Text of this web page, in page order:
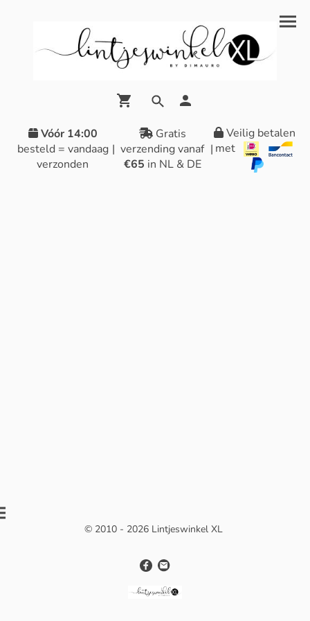
Vóór 14:00
besteld = vandaag
verzonden
|
Gratis
verzending vanaf
€65 in NL & DE
|
Veilig betalen
met
© 2010 - 2026 Lintjeswinkel XL